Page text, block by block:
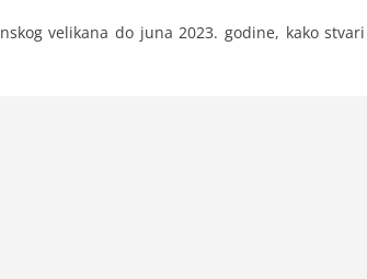
velikana do juna 2023. godine, kako